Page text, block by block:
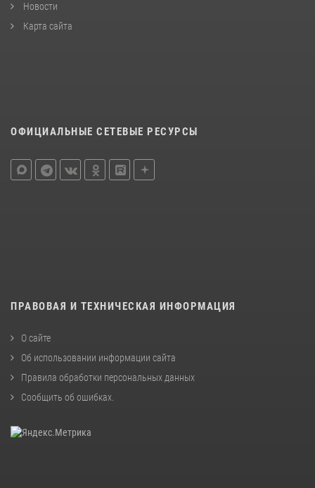
Новости
Карта сайта
ОФИЦИАЛЬНЫЕ СЕТЕВЫЕ РЕСУРСЫ
ПРАВОВАЯ И ТЕХНИЧЕСКАЯ ИНФОРМАЦИЯ
О сайте
Об использовании информации сайта
Правила обработки персональных данных
Сообщить об ошибках.